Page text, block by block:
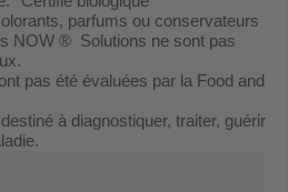
parfums ou conservateurs
NOW ® Solutions ne sont pas
pas été évaluées par la Food and
à diagnostiquer, traiter, guérir